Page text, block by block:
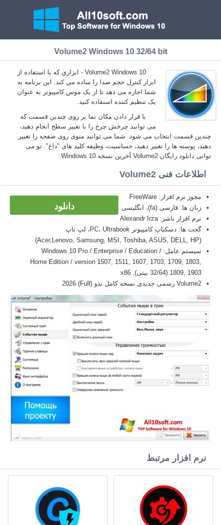
Volume2 Windows 10 32/64 bit
Volume2 Windows 10 - ابزاري كه با استفاده از
ابزار کنترل حجم صدا را ساده مي كند. این برنامه به
شما اجازه می دهد تا از یک موس کامپیوتر به عنوان
یک تنظیم کننده استفاده کنید.
با قرار دادن مکان نما بر روی چندین قسمت که
می توانید چرخش چرخ را با تغییر سطح انجام دهید،
چندین قسمت انتخاب می شود. شما می توانید منوی روی صفحه را تغییر
دهید، پوسته ها را تغییر دهید، حساسیت، وظیفه کلید های "داغ". تو می
توانی دانلود رایگان Volume2 آخرین نسخه Windows 10.
اطلاعات فنی Volume2
دانلود
مجوز نرم افزار: FreeWare
زبان ها: فارسی (fa)، انگلیسی
نرم افزار ناشر: Alexandr Irza
گجت ها: دسکتاپ کامپیوتر PC، Ultrabook، لپ تاپ
سیستم عامل: Windows 10 Pro / Enterprise / Education /
Home Edition / version 1507, 1511, 1607, 1703, 1709, 1803,
1809, 1903 (32/64 بیتی), x86
Volume2 رسمی جدیدی نسخه کامل بدو (Full) 2026
نرم افزار مرتبط